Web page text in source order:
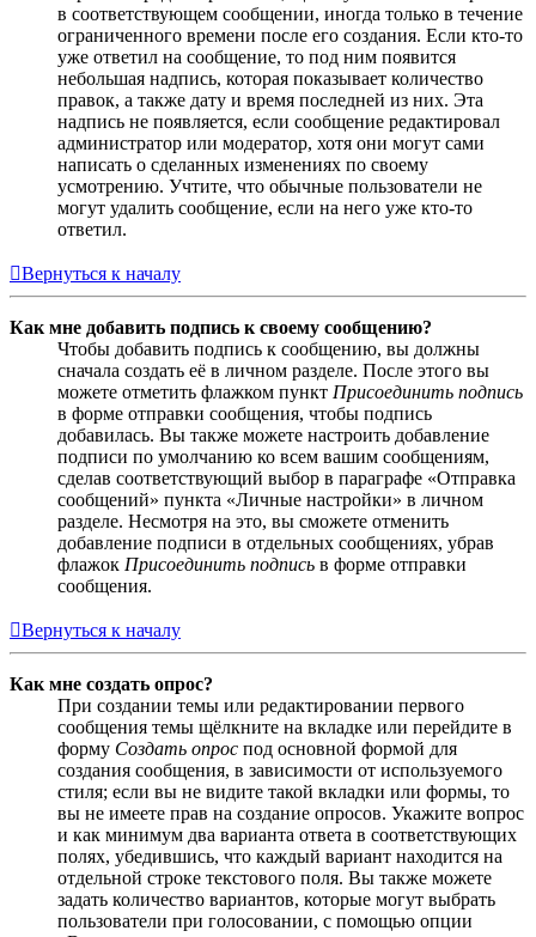
в соответствующем сообщении, иногда только в течение
ограниченного времени после его создания. Если кто-то
уже ответил на сообщение, то под ним появится
небольшая надпись, которая показывает количество
правок, а также дату и время последней из них. Эта
надпись не появляется, если сообщение редактировал
администратор или модератор, хотя они могут сами
написать о сделанных изменениях по своему
усмотрению. Учтите, что обычные пользователи не
могут удалить сообщение, если на него уже кто-то
ответил.
Вернуться к началу
Как мне добавить подпись к своему сообщению?
Чтобы добавить подпись к сообщению, вы должны
сначала создать её в личном разделе. После этого вы
можете отметить флажком пункт Присоединить подпись
в форме отправки сообщения, чтобы подпись
добавилась. Вы также можете настроить добавление
подписи по умолчанию ко всем вашим сообщениям,
сделав соответствующий выбор в параграфе «Отправка
сообщений» пункта «Личные настройки» в личном
разделе. Несмотря на это, вы сможете отменить
добавление подписи в отдельных сообщениях, убрав
флажок Присоединить подпись в форме отправки
сообщения.
Вернуться к началу
Как мне создать опрос?
При создании темы или редактировании первого
сообщения темы щёлкните на вкладке или перейдите в
форму Создать опрос под основной формой для
создания сообщения, в зависимости от используемого
стиля; если вы не видите такой вкладки или формы, то
вы не имеете прав на создание опросов. Укажите вопрос
и как минимум два варианта ответа в соответствующих
полях, убедившись, что каждый вариант находится на
отдельной строке текстового поля. Вы также можете
задать количество вариантов, которые могут выбрать
пользователи при голосовании, с помощью опции